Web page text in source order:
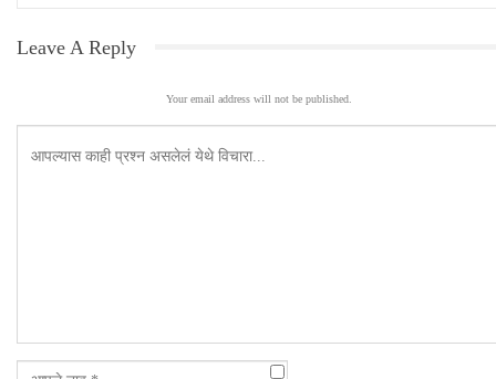
Leave A Reply
Your email address will not be published.